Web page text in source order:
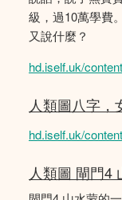
級，過10萬學費
又說什麼？
hd.iself.uk/
人類圖八字
hd.iself.uk/
人類圖 閘門4